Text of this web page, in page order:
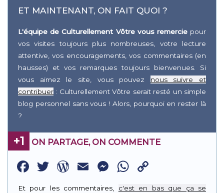
ET MAINTENANT, ON FAIT QUOI ?
L'équipe de Culturellement Vôtre vous remerciepour
vos visites toujours plus nombreuses, votre lecture
attentive, vos encouragements, vos commentaires (en
hausses) et vos remarques toujours bienvenues. Si
vous aimez le site, vous pouvez nous suivre et
contribuer : Culturellement Vôtre serait resté un simple
blog personnel sans vous ! Alors, pourquoi en rester là
?
+1 ON PARTAGE, ON COMMENTE
Facebook
Twitter
WordPress
EmailMessenger
WhatsApp
Link
Et pour les commentaires, c'est en bas que ça se